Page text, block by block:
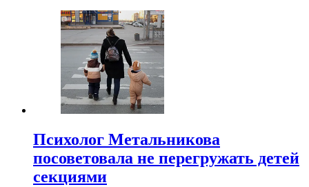
Психолог Метальникова
посоветовала не перегружать детей
секциями